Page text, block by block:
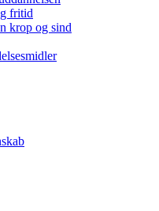
fritid
krop og sind